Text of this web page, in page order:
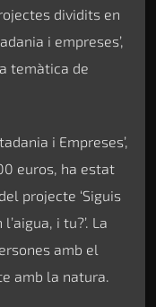
dividits en
i empreses’,
temàtica de
i Empreses’,
euros, ha estat
projecte ‘Siguis
i tu?’. La
amb el
amb la natura.